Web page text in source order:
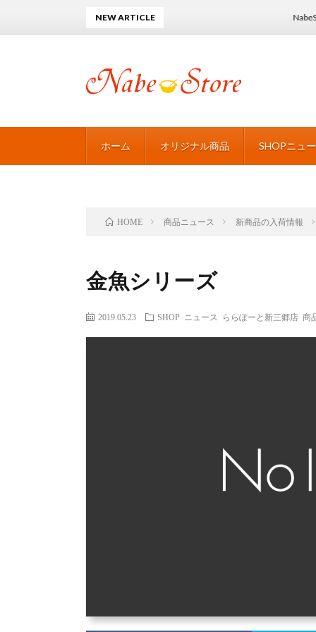
ホーム オリジナル商品 SHOPニュ
NEW ARTICLE
HOME 商品ニュース 新商品の入荷情報
金魚シリーズ
2019.05.23 SHOP ニュース ららぽーと新三郷店 商